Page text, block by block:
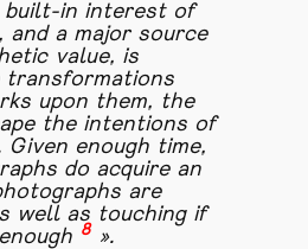
in interest of
and a major source
value, is
transformations
upon them, the
the intentions of
Given enough time,
do acquire an
are
well as touching if
8 ».